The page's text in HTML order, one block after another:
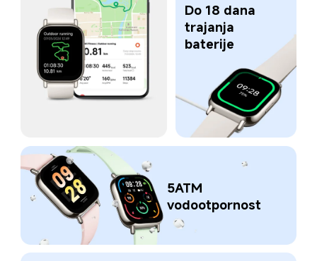
Do 18 dana
trajanja
baterije
5ATM
vodootpornost